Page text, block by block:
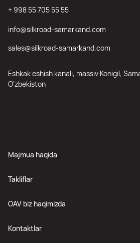
Majmua haqida
Takliflar
OAV biz haqimizda
Kontaktlar
+ 998 55 705 55 55
info@silkroad-samarkand.com
sales@silkroad-samarkand.com
Eshkak eshish kanali, massiv Konigil,
O’zbekiston